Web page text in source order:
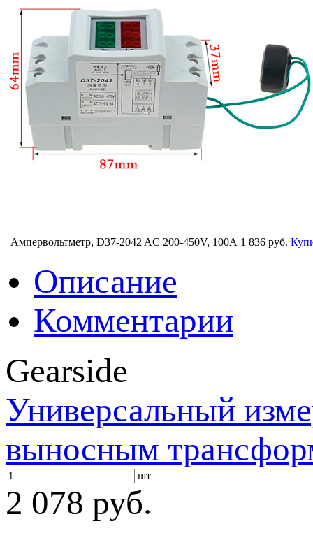
Ампервольтметр, D37-2042 AC 200-450V, 100A 1 836 руб.
Описание
Комментарии
Gearside
Универсальный
выносным
шт
2 078 руб.